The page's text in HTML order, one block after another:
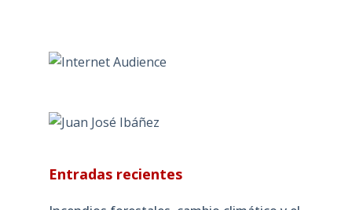
Entradas recientes